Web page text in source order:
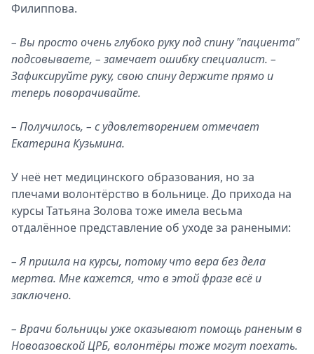
Филиппова.
– Вы просто очень глубоко руку под спину "пациента"
подсовываете, – замечает ошибку специалист. –
Зафиксируйте руку, свою спину держите прямо и
теперь поворачивайте.
– Получилось, – с удовлетворением отмечает
Екатерина Кузьмина.
У неё нет медицинского образования, но за
плечами волонтёрство в больнице. До прихода на
курсы Татьяна Золова тоже имела весьма
отдалённое представление об уходе за ранеными:
– Я пришла на курсы, потому что вера без дела
мертва. Мне кажется, что в этой фразе всё и
заключено.
– Врачи больницы уже оказывают помощь раненым в
Новоазовской ЦРБ, волонтёры тоже могут поехать.